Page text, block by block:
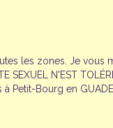
les zones. Je vous
SEXUEL N'EST
Petit-Bourg en